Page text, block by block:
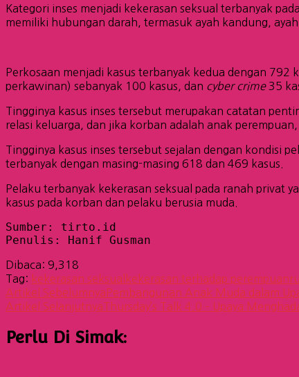
Kategori inses menjadi kekerasan seksual terbanyak
memiliki hubungan darah, termasuk ayah kandung, ayah
Perkosaan menjadi kasus terbanyak kedua dengan 792
perkawinan) sebanyak 100 kasus, dan cyber crime35
Tingginya kasus inses tersebut merupakan catatan
relasi keluarga, dan jika korban adalah anak
Tingginya kasus inses tersebut sejalan dengan kondisi
terbanyak dengan masing-masing 618 dan 469 kasus.
Pelaku terbanyak kekerasan seksual pada ranah privat
kasus pada korban dan pelaku berusia muda.
Sumber: tirto.id
Penulis: Hanif Gusman
Dibaca: 9,318
Tag: kekerasan seksual kekerasan terhadap perempuan
Navigasi
Artikel
Artikel Sebelumnya Pembangunan Anak Muda dalam
Artikel SelanjutnyaThursday’s Talk 4.0 – Upaya
Perlu Di Simak: